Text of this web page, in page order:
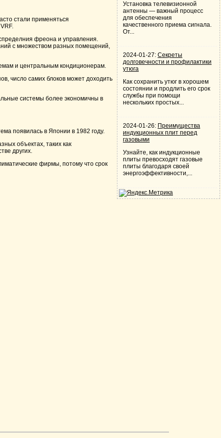
стали применяться
фреона и управления.
с множеством разных помещений,
и центральным кондиционерам.
число самих блоков может доходить
системы более экономичны в
появилась в Японии в 1982 году.
объектах, таких как
других.
фирмы, потому что срок
Установка телевизионной
антенны — важный процесс
для обеспечения
качественного приема сигнала.
От...
2024-01-27: Секреты
долговечности и профилактики
утюга
Как сохранить утюг в хорошем
состоянии и продлить его срок
службы при помощи
нескольких простых...
2024-01-26: Преимущества
индукционных плит перед
газовыми
Узнайте, как индукционные
плиты превосходят газовые
плиты благодаря своей
энергоэффективности,...